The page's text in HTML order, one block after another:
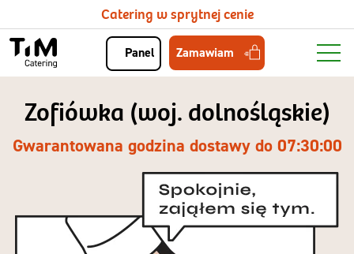
Catering w sprytnej cenie
Panel Zamawiam
Zofiówka (woj. dolnośląskie)
Gwarantowana godzina dostawy do 07:30:00